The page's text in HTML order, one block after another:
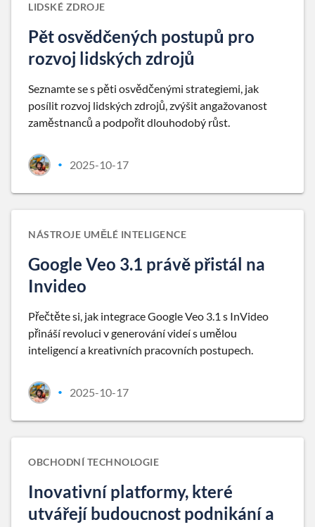
LIDSKÉ ZDROJE
Pět osvědčených postupů pro
rozvoj lidských zdrojů
Seznamte se s pěti osvědčenými strategiemi, jak
posílit rozvoj lidských zdrojů, zvýšit angažovanost
zaměstnanců a podpořit dlouhodobý růst.
• 2025-10-17
NÁSTROJE UMĚLÉ INTELIGENCE
Google Veo 3.1 právě přistál na
Invideo
Přečtěte si, jak integrace Google Veo 3.1 s InVideo
přináší revoluci v generování videí s umělou
inteligencí a kreativních pracovních postupech.
• 2025-10-17
OBCHODNÍ TECHNOLOGIE
Inovativní platformy, které
utvářejí budoucnost podnikání a